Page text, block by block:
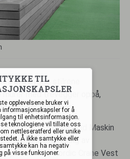
til å bygge stilrene
med trevegger oppå,
utepeis, med mer.
utstilling Stangeland Maskin
sin jubileumsfeiring av
jubileum og Nordic Crane Vest
TIL
opplevelsene bruker vi
informasjonskapsler for å
til enhetsinformasjon.
teknologiene vil tillate oss
nettleseratferd eller unike
Å ikke samtykke eller
kan ha negativ
på visse funksjoner.